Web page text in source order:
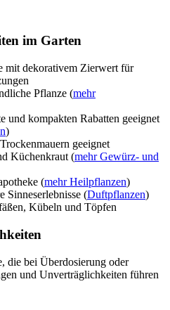
im Garten
mit dekorativem Zierwert für
Pflanze (mehr
und kompakten Rabatten geeignet
)
geeignet
Küchenkraut (mehr Gewürz- und
(mehr Heilpflanzen)
Sinneserlebnisse (Duftpflanzen)
Kübeln und Töpfen
die bei Überdosierung oder
und Unverträglichkeiten führen